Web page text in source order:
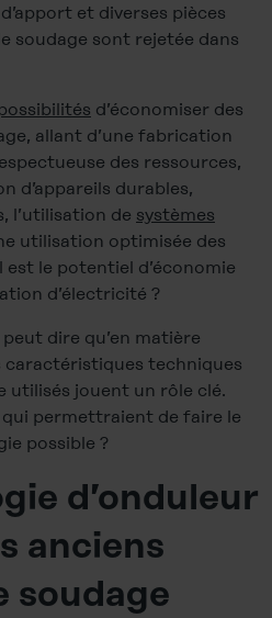
et diverses pièces
soudage sont rejetée dans
d’économiser des
allant d’une fabrication
des ressources,
d’appareils durables,
l’utilisation de systèmes
utilisation optimisée des
est le potentiel d’économie
d’électricité ?
dire qu’en matière
caractéristiques techniques
utilisés jouent un rôle clé.
permettraient de faire le
possible ?
d’onduleur
anciens
soudage